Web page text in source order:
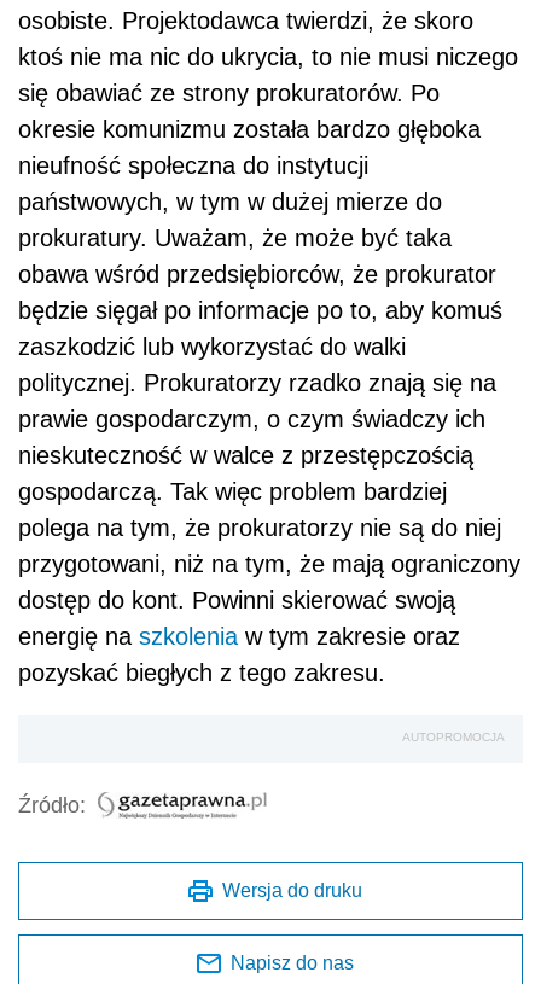
osobiste. Projektodawca twierdzi, że skoro
ktoś nie ma nic do ukrycia, to nie musi niczego
się obawiać ze strony prokuratorów. Po
okresie komunizmu została bardzo głęboka
nieufność społeczna do instytucji
państwowych, w tym w dużej mierze do
prokuratury. Uważam, że może być taka
obawa wśród przedsiębiorców, że prokurator
będzie sięgał po informacje po to, aby komuś
zaszkodzić lub wykorzystać do walki
politycznej. Prokuratorzy rzadko znają się na
prawie gospodarczym, o czym świadczy ich
nieskuteczność w walce z przestępczością
gospodarczą. Tak więc problem bardziej
polega na tym, że prokuratorzy nie są do niej
przygotowani, niż na tym, że mają ograniczony
dostęp do kont. Powinni skierować swoją
energię na szkoleniaw tym zakresie oraz
pozyskać biegłych z tego zakresu.
AUTOPROMOCJA
Źródło:
Wersja do druku
Napisz do nas